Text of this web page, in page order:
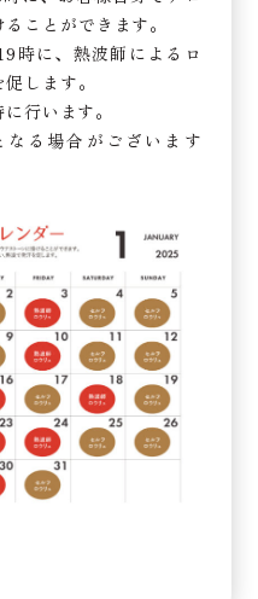
ことができます。
時に、熱波師によるロ
します。
行います。
る場合がございます